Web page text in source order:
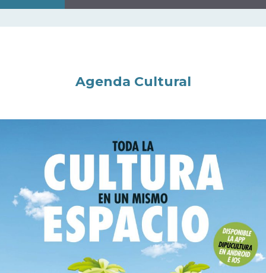
Agenda Cultural